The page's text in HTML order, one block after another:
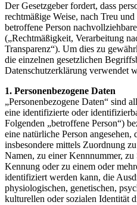
Der Gesetzgeber fordert, dass
rechtmäßige Weise, nach Treu
betroffene Person
(„Rechtmäßigkeit, Verarbeitung
Transparenz“). Um dies zu
die einzelnen gesetzlichen
Datenschutzerklärung verwendet
1. Personenbezogene Daten
„Personenbezogene Daten“ sind
eine identifizierte oder
Folgenden „betroffene Person“)
eine natürliche Person
insbesondere mittels Zuordnung
Namen, zu einer Kennnummer,
Kennung oder zu einem oder
identifiziert werden kann, die
physiologischen, genetischen,
kulturellen oder sozialen Identität